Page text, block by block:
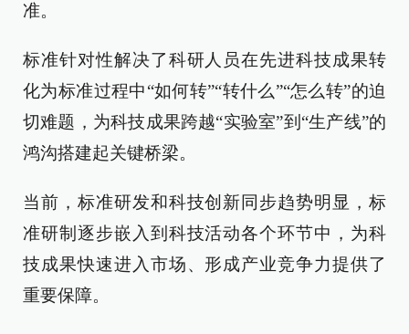
准。
标准针对性解决了科研人员在先进科技成果转
化为标准过程中“如何转”“转什么”“怎么转”的迫
切难题，为科技成果跨越“实验室”到“生产线”的
鸿沟搭建起关键桥梁。
当前，标准研发和科技创新同步趋势明显，标
准研制逐步嵌入到科技活动各个环节中，为科
技成果快速进入市场、形成产业竞争力提供了
重要保障。